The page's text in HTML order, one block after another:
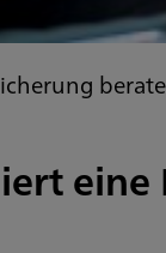
eine